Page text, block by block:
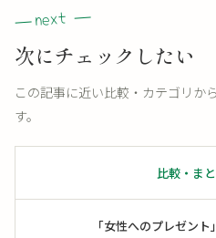
次にチェックしたい
この記事に近い比較・カテゴリか
す。
比較・ま
「女性へのプレゼン